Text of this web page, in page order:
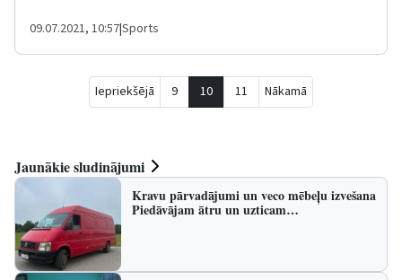
09.07.2021, 10:57|Sports
Iepriekšējā 9 10 11 Nākamā
Jaunākie sludinājumi
Kravu pārvadājumi un veco mēbeļu izvešana
Piedāvājam ātru un uzticam…